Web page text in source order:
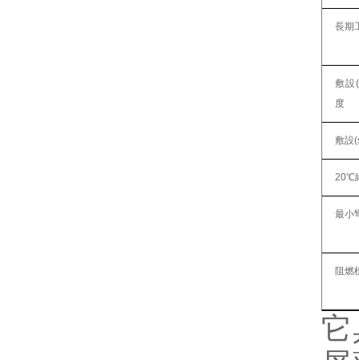
長期
敷設
度
敷設
20℃
最小
阻燃